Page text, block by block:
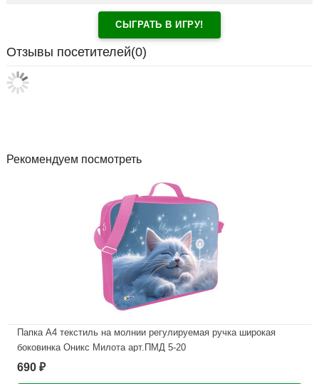
СЫГРАТЬ В ИГРУ!
Отзывы посетителей(0)
Рекомендуем посмотреть
Папка А4 текстиль на молнии регулируемая ручка широкая
боковинка Оникс Милота арт.ПМД 5-20
В наличии
690 ₽